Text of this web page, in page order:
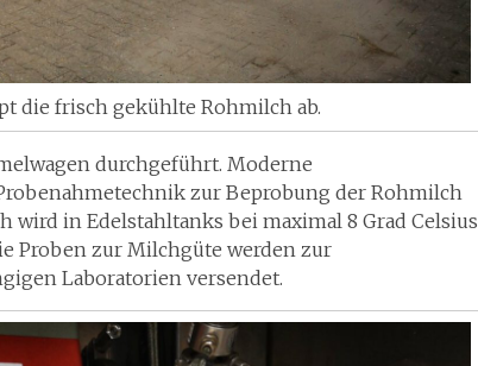
die frisch gekühlte Rohmilch ab.
durchgeführt. Moderne
zur Beprobung der Rohmilch
wird in Edelstahltanks bei maximal 8 Grad Celsius
Proben zur Milchgüte werden zur
Laboratorien versendet.